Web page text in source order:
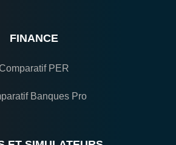
FINANCE
PER
Banques Pro